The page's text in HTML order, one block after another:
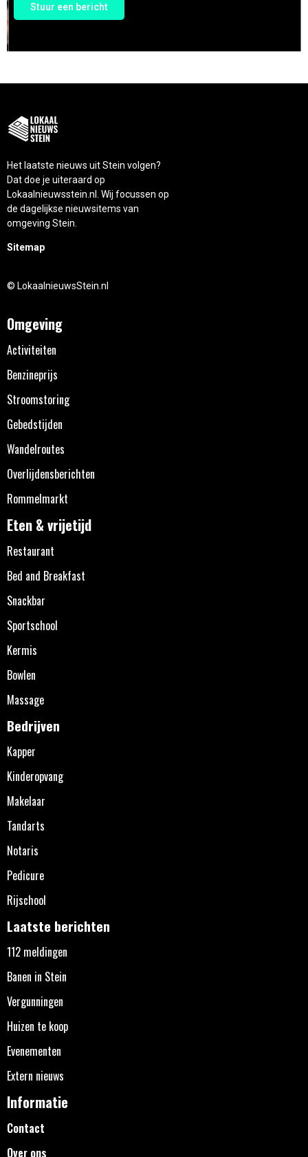
Stuur een bericht
Het laatste nieuws uit Stein volgen?
Dat doe je uiteraard op
Lokaalnieuwsstein.nl. Wij focussen op
de dagelijkse nieuwsitems van
omgeving Stein.
Sitemap
© LokaalnieuwsStein.nl
Omgeving
Activiteiten
Benzineprijs
Stroomstoring
Gebedstijden
Wandelroutes
Overlijdensberichten
Rommelmarkt
Eten & vrijetijd
Restaurant
Bed and Breakfast
Snackbar
Sportschool
Kermis
Bowlen
Massage
Bedrijven
Kapper
Kinderopvang
Makelaar
Tandarts
Notaris
Pedicure
Rijschool
Laatste berichten
112 meldingen
Banen in Stein
Vergunningen
Huizen te koop
Evenementen
Extern nieuws
Informatie
Contact
Over ons